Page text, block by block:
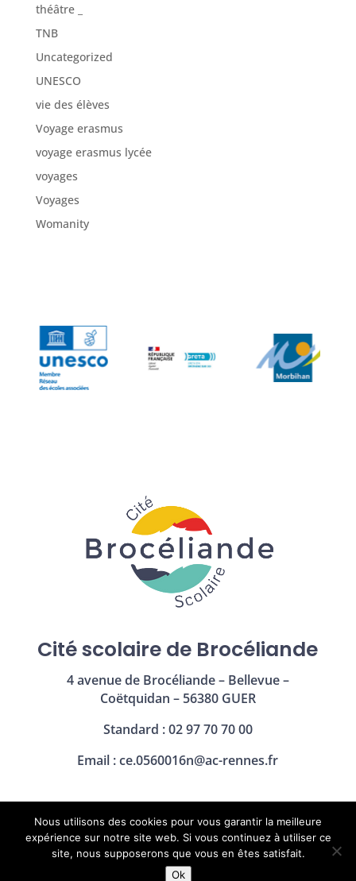
théâtre _
TNB
Uncategorized
UNESCO
vie des élèves
Voyage erasmus
voyage erasmus lycée
voyages
Voyages
Womanity
Cité scolaire de Brocéliande
4 avenue de Brocéliande – Bellevue –
Coëtquidan – 56380 GUER
Standard : 02 97 70 70 00
Email :ce.0560016n@ac-rennes.fr
Mentions légales|Politique de confidentialité
Nous utilisons des cookies pour vous garantir la meilleure
expérience sur notre site web. Si vous continuez à utiliser ce
site, nous supposerons que vous en êtes satisfait.
Ok